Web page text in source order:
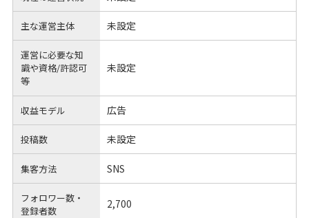
主な運営主体 未設定
運営に必要な知
識や資格/許認可
等
未設定
収益モデル 広告
投稿数 未設定
集客方法 SNS
フォロワー数・
登録者数
2,700